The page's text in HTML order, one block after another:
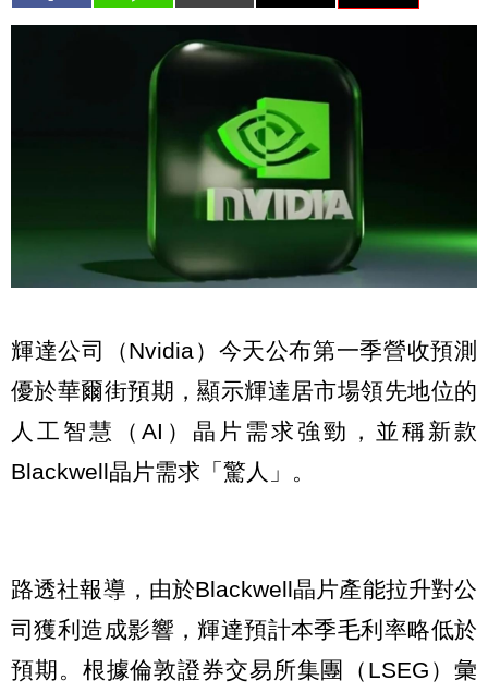
輝達公司（Nvidia）今天公布第一季營收預測
優於華爾街預期，顯示輝達居市場領先地位的
人工智慧（AI）晶片需求強勁，並稱新款
Blackwell晶片需求「驚人」。
路透社報導，由於Blackwell晶片產能拉升對公
司獲利造成影響，輝達預計本季毛利率略低於
預期。根據倫敦證券交易所集團（LSEG）彙